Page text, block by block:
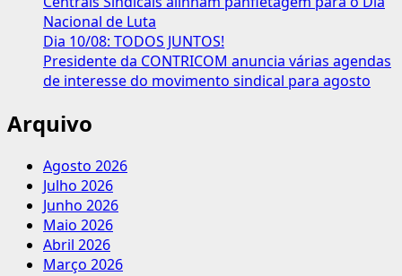
Nacional de Luta
Dia 10/08: TODOS JUNTOS!
Presidente da CONTRICOM anuncia várias agendas
de interesse do movimento sindical para agosto
Arquivo
Agosto 2026
Julho 2026
Junho 2026
Maio 2026
Abril 2026
Março 2026